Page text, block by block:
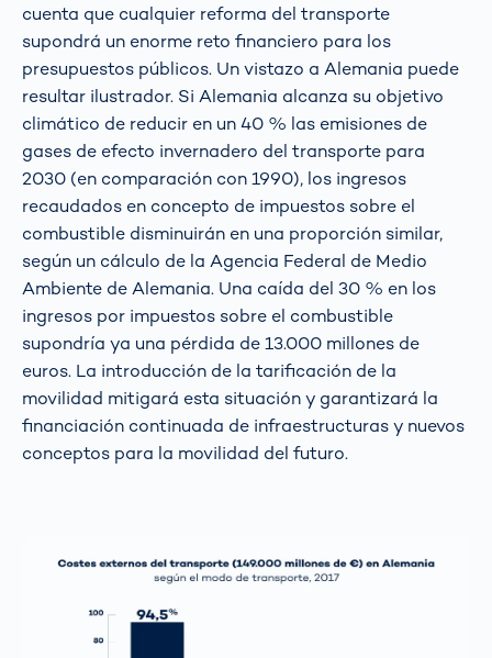
cuenta que cualquier reforma del transporte
supondrá un enorme reto financiero para los
presupuestos públicos. Un vistazo a Alemania puede
resultar ilustrador. Si Alemania alcanza su objetivo
climático de reducir en un 40 % las emisiones de
gases de efecto invernadero del transporte para
2030 (en comparación con 1990), los ingresos
recaudados en concepto de impuestos sobre el
combustible disminuirán en una proporción similar,
según un cálculo de la Agencia Federal de Medio
Ambiente de Alemania. Una caída del 30 % en los
ingresos por impuestos sobre el combustible
supondría ya una pérdida de 13.000 millones de
euros. La introducción de la tarificación de la
movilidad mitigará esta situación y garantizará la
financiación continuada de infraestructuras y nuevos
conceptos para la movilidad del futuro.